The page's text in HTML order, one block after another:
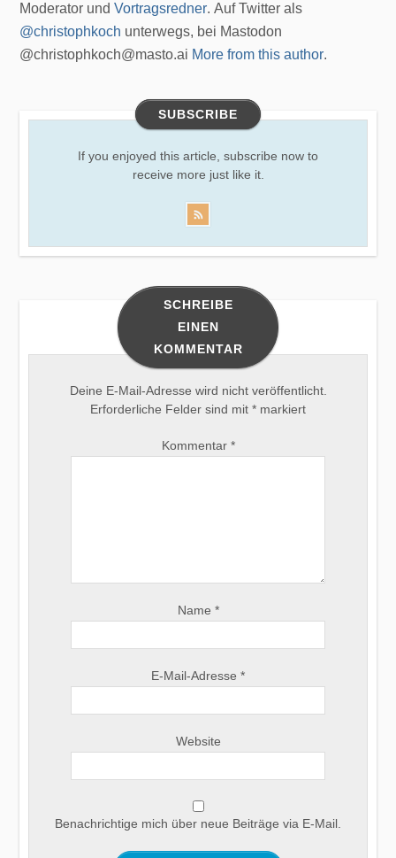
Moderator undVortragsredner. Auf Twitter als
@christophkoch unterwegs, bei Mastodon
@christophkoch@masto.ai More from this author.
SUBSCRIBE
If you enjoyed this article, subscribe now to
receive more just like it.
SCHREIBE
EINEN
KOMMENTAR
Deine E-Mail-Adresse wird nicht veröffentlicht.
Erforderliche Felder sind mit * markiert
Kommentar *
Name *
E-Mail-Adresse *
Website
Benachrichtige mich über neue Beiträge via E-Mail.